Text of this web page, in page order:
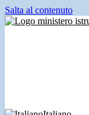
Salta al contenuto